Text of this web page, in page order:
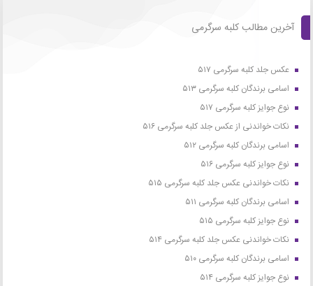
آخرین مطالب کلبه سرگرمی
عکس جلد کلبه سرگرمی ۵۱۷
اسامی برندگان کلبه سرگرمی ۵۱۳
نوع جوایز کلبه سرگرمی ۵۱۷
نکات خواندنی از عکس جلد کلبه سرگرمی ۵۱۶
اسامی برندگان کلبه سرگرمی ۵۱۲
نوع جوایز کلبه سرگرمی ۵۱۶
نکات خواندنی عکس جلد کلبه سرگرمی ۵۱۵
اسامی برندگان کلبه سرگرمی ۵۱۱
نوع جوایز کلبه سرگرمی ۵۱۵
نکات خواندنی عکس جلد کلبه سرگرمی ۵۱۴
اسامی برندگان کلبه سرگرمی ۵۱۰
نوع جوایز کلبه سرگرمی ۵۱۴